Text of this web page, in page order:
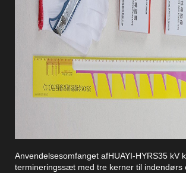
Anvendelsesomfanget afHUAYI-HYRS35 kV
termineringssæt med tre kerner til indendørs